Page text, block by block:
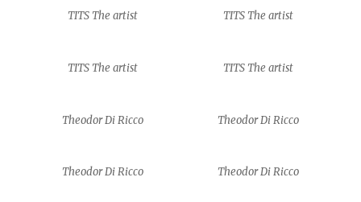
TITS The artist TITS The artist
TITS The artist TITS The artist
Theodor Di Ricco Theodor Di Ricco
Theodor Di Ricco Theodor Di Ricco